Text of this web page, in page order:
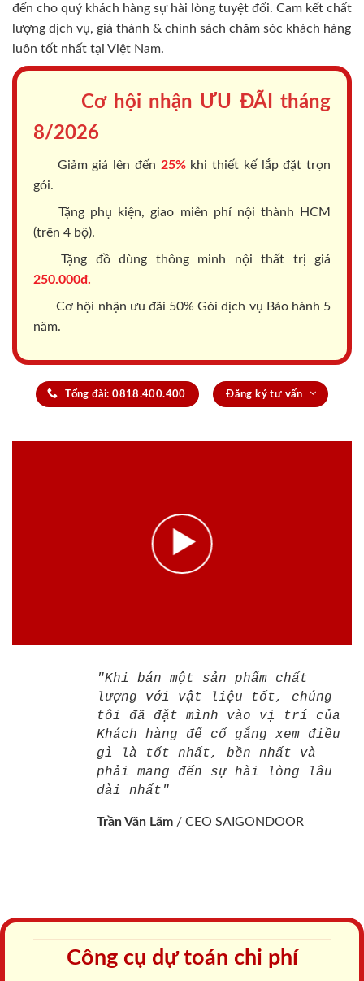
đến cho quý khách hàng sự hài lòng tuyệt đối. Cam kết chất
lượng dịch vụ, giá thành & chính sách chăm sóc khách hàng
luôn tốt nhất tại Việt Nam.
Cơ hội nhận ƯU ĐÃI tháng
8/2026
Giảm giá lên đến 25%khi thiết kế lắp đặt trọn
gói.
Tặng phụ kiện, giao miễn phí nội thành HCM
(trên 4 bộ).
Tặng đồ dùng thông minh nội thất trị giá
250.000đ.
Cơ hội nhận ưu đãi 50% Gói dịch vụ Bảo hành 5
năm.
Tổng đài: 0818.400.400 Đăng ký tư vấn
"Khi bán một sản phẩm chất
lượng với vật liệu tốt, chúng
tôi đã đặt mình vào vị trí của
Khách hàng để cố gắng xem điều
gì là tốt nhất, bền nhất và
phải mang đến sự hài lòng lâu
dài nhất"
Trần Văn Lãm / CEO SAIGONDOOR
Công cụ dự toán chi phí